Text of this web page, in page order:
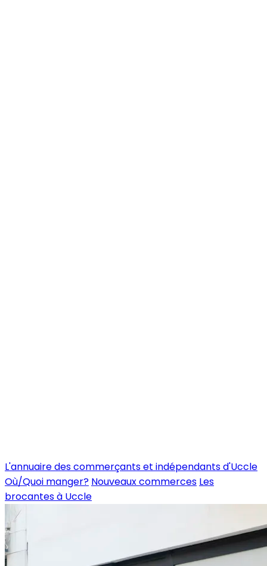
L'annuaire des commerçants et indépendants d'Uccle
Où/Quoi manger? Nouveaux commerces Les
brocantes à Uccle